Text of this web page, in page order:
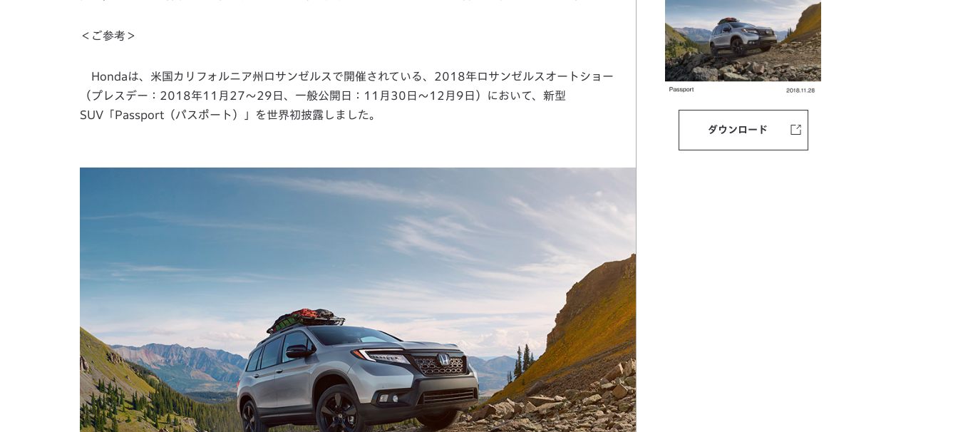
＜ご参考＞
Hondaは、米国カリフォルニア州ロサンゼルスで開催されている、2018年ロサンゼルスオートショー
（プレスデー：2018年11月27～29日、一般公開日：11月30日～12月9日）において、新型
SUV「Passport（パスポート）」を世界初披露しました。
ダウンロード